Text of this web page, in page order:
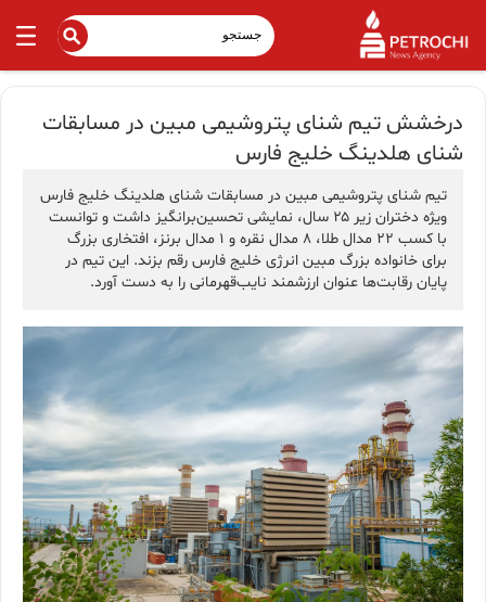
درخشش تیم شنای پتروشیمی مبین در مسابقات
شنای هلدینگ خلیج فارس
تیم شنای پتروشیمی مبین در مسابقات شنای هلدینگ خلیج فارس
ویژه دختران زیر ۲۵ سال، نمایشی تحسین‌برانگیز داشت و توانست
با کسب ۲۲ مدال طلا، ۸ مدال نقره و ۱ مدال برنز، افتخاری بزرگ
برای خانواده بزرگ مبین انرژی خلیج فارس رقم بزند. این تیم در
پایان رقابت‌ها عنوان ارزشمند نایب‌قهرمانی را به دست آورد.